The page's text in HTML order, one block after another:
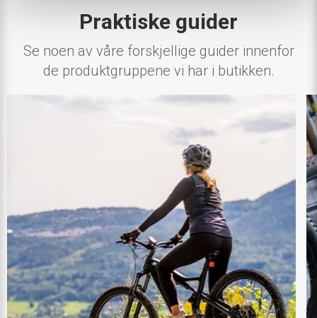
Praktiske guider
Se noen av våre forskjellige guider innenfor
de produktgruppene vi har i butikken.